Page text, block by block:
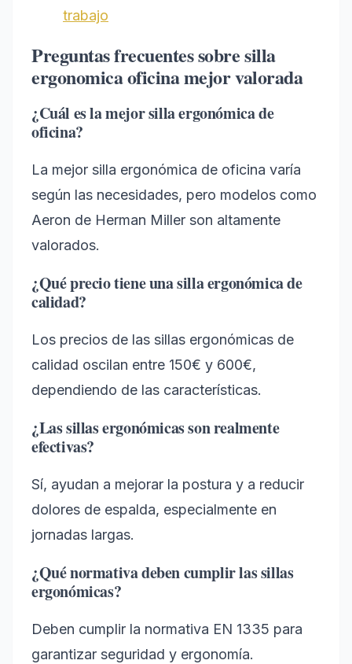
trabajo
Preguntas frecuentes sobre silla
ergonomica oficina mejor valorada
¿Cuál es la mejor silla ergonómica de
oficina?
La mejor silla ergonómica de oficina varía
según las necesidades, pero modelos como
Aeron de Herman Miller son altamente
valorados.
¿Qué precio tiene una silla ergonómica de
calidad?
Los precios de las sillas ergonómicas de
calidad oscilan entre 150€ y 600€,
dependiendo de las características.
¿Las sillas ergonómicas son realmente
efectivas?
Sí, ayudan a mejorar la postura y a reducir
dolores de espalda, especialmente en
jornadas largas.
¿Qué normativa deben cumplir las sillas
ergonómicas?
Deben cumplir la normativa EN 1335 para
garantizar seguridad y ergonomía.